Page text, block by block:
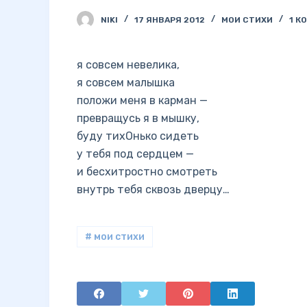
NIKI 17 ЯНВАРЯ 2012 МОИ СТИХИ 1
я совсем невелика,
я совсем малышка
положи меня в карман —
превращусь я в мышку,
буду тихОнько сидеть
у тебя под сердцем —
и бесхитростно смотреть
внутрь тебя сквозь дверцу…
# мои стихи